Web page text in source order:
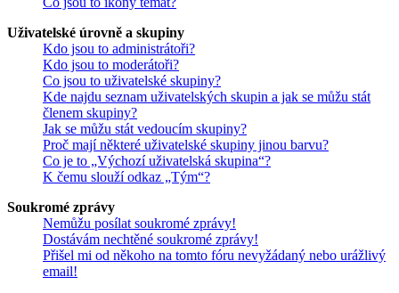
Uživatelské úrovně a skupiny
Kdo jsou to administrátoři?
Kdo jsou to moderátoři?
Co jsou to uživatelské skupiny?
Kde najdu seznam uživatelských skupin a jak se můžu stát
členem skupiny?
Jak se můžu stát vedoucím skupiny?
Proč mají některé uživatelské skupiny jinou barvu?
Co je to „Výchozí uživatelská skupina“?
K čemu slouží odkaz „Tým“?
Soukromé zprávy
Nemůžu posílat soukromé zprávy!
Dostávám nechtěné soukromé zprávy!
Přišel mi od někoho na tomto fóru nevyžádaný nebo urážlivý
email!